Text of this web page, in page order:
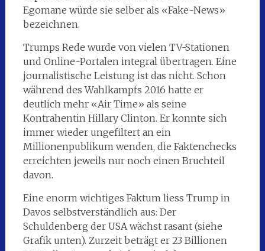
Egomane würde sie selber als «Fake-News»
bezeichnen.
Trumps Rede wurde von vielen TV-Stationen
und Online-Portalen integral übertragen. Eine
journalistische Leistung ist das nicht. Schon
während des Wahlkampfs 2016 hatte er
deutlich mehr «Air Time» als seine
Kontrahentin Hillary Clinton. Er konnte sich
immer wieder ungefiltert an ein
Millionenpublikum wenden, die Faktenchecks
erreichten jeweils nur noch einen Bruchteil
davon.
Eine enorm wichtiges Faktum liess Trump in
Davos selbstverständlich aus: Der
Schuldenberg der USA wächst rasant (siehe
Grafik unten). Zurzeit beträgt er 23 Billionen